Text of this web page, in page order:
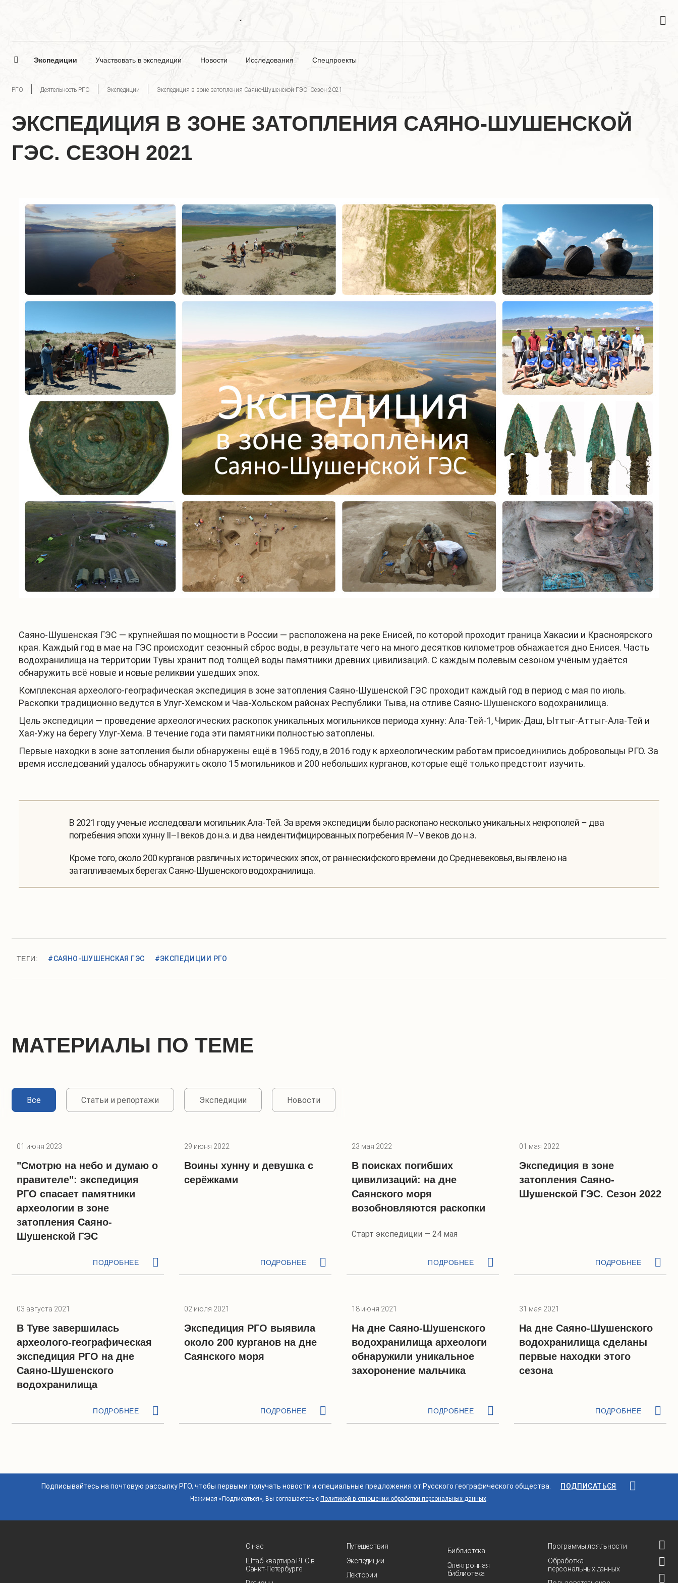
Экспедиции Участвовать в экспедиции Новости Исследования Спецпроекты
РГО Деятельность РГО Экспедиции Экспедиция в зоне затопления Саяно-Шушенской ГЭС. Сезон 2021
ЭКСПЕДИЦИЯ В ЗОНЕ ЗАТОПЛЕНИЯ САЯНО-ШУШЕНСКОЙ
ГЭС. СЕЗОН 2021
Саяно-Шушенская ГЭС — крупнейшая по мощности в России — расположена на реке Енисей, по которой проходит граница Хакасии и Красноярского
края. Каждый год в мае на ГЭС происходит сезонный сброс воды, в результате чего на много десятков километров обнажается дно Енисея. Часть
водохранилища на территории Тувы хранит под толщей воды памятники древних цивилизаций. С каждым полевым сезоном учёным удаётся
обнаружить всё новые и новые реликвии ушедших эпох.
Комплексная археолого-географическая экспедиция в зоне затопления Саяно-Шушенской ГЭС проходит каждый год в период с мая по июль.
Раскопки традиционно ведутся в Улуг-Хемском и Чаа-Хольском районах Республики Тыва, на отливе Саяно-Шушенского водохранилища.
Цель экспедиции — проведение археологических раскопок уникальных могильников периода хунну: Ала-Тей-1, Чирик-Даш, Ыттыг-Аттыг-Ала-Тей и
Хая-Ужу на берегу Улуг-Хема. В течение года эти памятники полностью затоплены.
Первые находки в зоне затопления были обнаружены ещё в 1965 году, в 2016 году к археологическим работам присоединились добровольцы РГО. За
время исследований удалось обнаружить около 15 могильников и 200 небольших курганов, которые ещё только предстоит изучить.
В 2021 году ученые исследовали могильник Ала-Тей. За время экспедиции было раскопано несколько уникальных некрополей – два
погребения эпохи хунну II–I веков до н.э. и два неидентифицированных погребения IV–V веков до н.э.
Кроме того, около 200 курганов различных исторических эпох, от раннескифского времени до Средневековья, выявлено на
затапливаемых берегах Саяно-Шушенского водохранилища.
ТЕГИ: #САЯНО-ШУШЕНСКАЯ ГЭС #ЭКСПЕДИЦИИ РГО
МАТЕРИАЛЫ ПО ТЕМЕ
Все Статьи и репортажи Экспедиции Новости
01 июня 2023
"Смотрю на небо и думаю о
правителе": экспедиция
РГО спасает памятники
археологии в зоне
затопления Саяно-
Шушенской ГЭС
ПОДРОБНЕЕ
29 июня 2022
Воины хунну и девушка с
серёжками
ПОДРОБНЕЕ
23 мая 2022
В поисках погибших
цивилизаций: на дне
Саянского моря
возобновляются раскопки
Старт экспедиции — 24 мая
ПОДРОБНЕЕ
01 мая 2022
Экспедиция в зоне
затопления Саяно-
Шушенской ГЭС. Сезон 2022
ПОДРОБНЕЕ
03 августа 2021
В Туве завершилась
археолого-географическая
экспедиция РГО на дне
Саяно-Шушенского
водохранилища
ПОДРОБНЕЕ
02 июля 2021
Экспедиция РГО выявила
около 200 курганов на дне
Саянского моря
ПОДРОБНЕЕ
18 июня 2021
На дне Саяно-Шушенского
водохранилища археологи
обнаружили уникальное
захоронение мальчика
ПОДРОБНЕЕ
31 мая 2021
На дне Саяно-Шушенского
водохранилища сделаны
первые находки этого
сезона
ПОДРОБНЕЕ
Подписывайтесь на почтовую рассылку РГО, чтобы первыми получать новости и специальные предложения от Русского географического общества. ПОДПИСАТЬСЯ
Нажимая «Подписаться», Вы соглашаетесь с Политикой в отношении обработки персональных данных.
О нас
Штаб-квартира РГО в
Санкт‑Петербурге
Путешествия
Экспедиции
Лектории
Библиотека
Электронная
библиотека
Программы лояльности
Обработка
персональных данных